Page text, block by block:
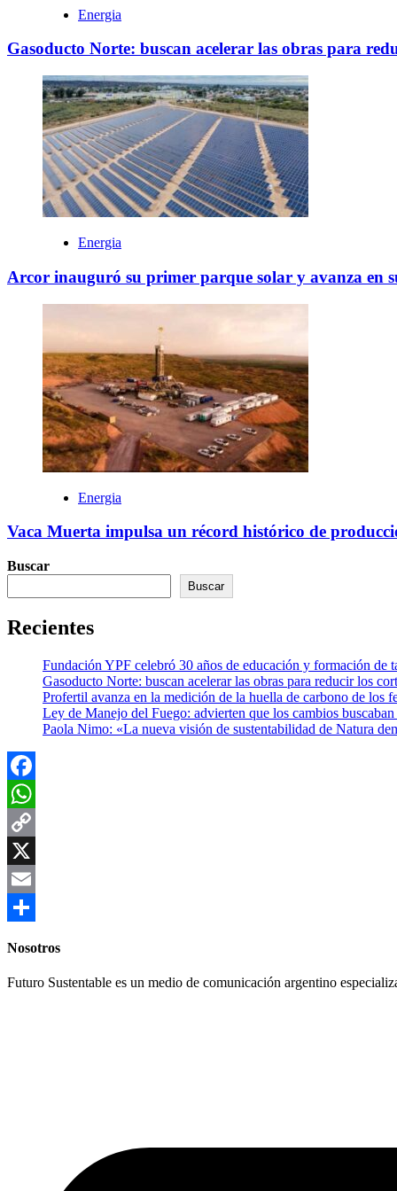
Energia
Gasoducto Norte: buscan acelerar las obras para
Energia
Arcor inauguró su primer parque solar y avanza en
Energia
Vaca Muerta impulsa un récord histórico de
Buscar
Buscar
Recientes
Fundación YPF celebró 30 años de educación y formación de
Gasoducto Norte: buscan acelerar las obras para reducir los
Profertil avanza en la medición de la huella de carbono de los
Ley de Manejo del Fuego: advierten que los cambios
Paola Nimo: «La nueva visión de sustentabilidad de Natura
Facebook
WhatsApp
Copy
Link
X
Email
Nosotros
Futuro Sustentable es un medio de comunicación argentino